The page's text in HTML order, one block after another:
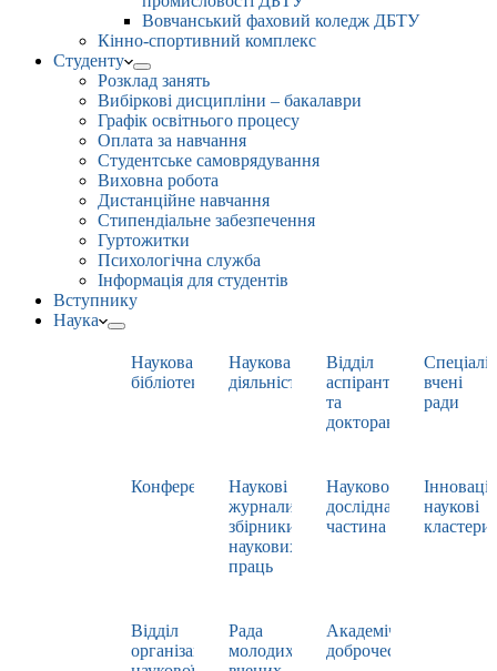
Вовчанський фаховий коледж ДБТУ
Кінно-спортивний комплекс
Студенту
Розклад занять
Вибіркові дисципліни – бакалаври
Графік освітнього процесу
Оплата за навчання
Студентське самоврядування
Виховна робота
Дистанційне навчання
Стипендіальне забезпечення
Гуртожитки
Психологічна служба
Інформація для студентів
Вступнику
Наука
Наукова
бібліотека
Наукова
діяльність
Відділ
аспірантури
та
докторантури
вчені
ради
Конференції
Наукові
журнали,
збірники
наукових
праць
Науково-
дослідна
частина
наукові
кластери
Відділ
організації
Рада
молодих
Академічна
доброчесність